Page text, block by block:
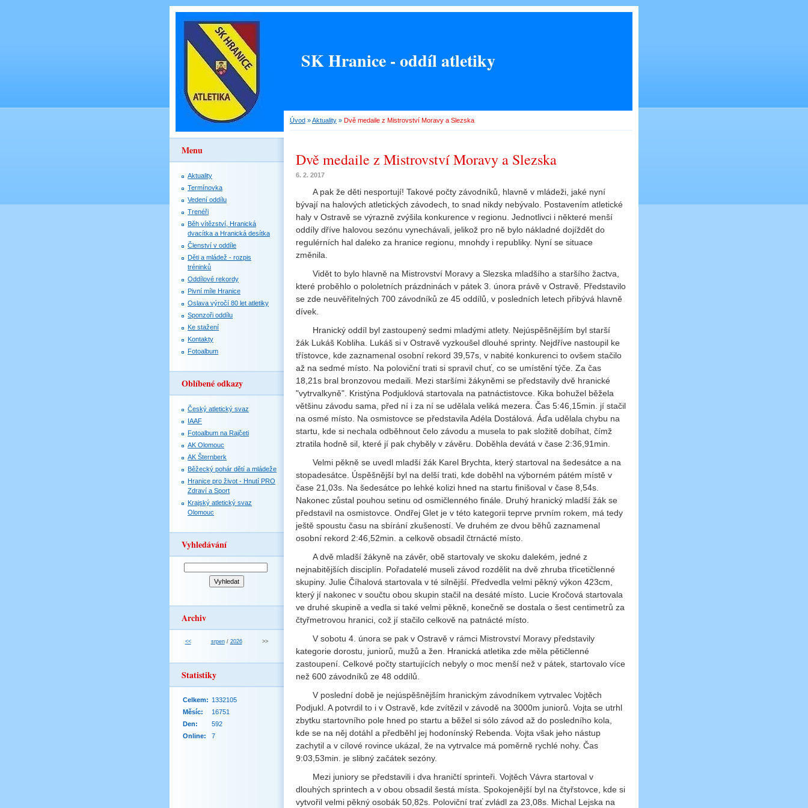
SK Hranice - oddíl atletiky
Úvod »Aktuality » Dvě medaile z Mistrovství Moravy a Slezska
Dvě medaile z Mistrovství Moravy a Slezska
6. 2. 2017
A pak že děti nesportují! Takové počty závodníků, hlavně v mládeži, jaké nyní
bývají na halových atletických závodech, to snad nikdy nebývalo. Postavením atletické
haly v Ostravě se výrazně zvýšila konkurence v regionu. Jednotlivci i některé menší
oddíly dříve halovou sezónu vynechávali, jelikož pro ně bylo nákladné dojíždět do
regulérních hal daleko za hranice regionu, mnohdy i republiky. Nyní se situace
změnila.
Vidět to bylo hlavně na Mistrovství Moravy a Slezska mladšího a staršího žactva,
které proběhlo o pololetních prázdninách v pátek 3. února právě v Ostravě. Představilo
se zde neuvěřitelných 700 závodníků ze 45 oddílů, v posledních letech přibývá hlavně
dívek.
Hranický oddíl byl zastoupený sedmi mladými atlety. Nejúspěšnějším byl starší
žák Lukáš Kobliha. Lukáš si v Ostravě vyzkoušel dlouhé sprinty. Nejdříve nastoupil ke
třístovce, kde zaznamenal osobní rekord 39,57s, v nabité konkurenci to ovšem stačilo
až na sedmé místo. Na poloviční trati si spravil chuť, co se umístění týče. Za čas
18,21s bral bronzovou medaili. Mezi staršími žákyněmi se představily dvě hranické
"vytrvalkyně". Kristýna Podjuklová startovala na patnáctistovce. Kika bohužel běžela
většinu závodu sama, před ní i za ní se udělala veliká mezera. Čas 5:46,15min. jí stačil
na osmé místo. Na osmistovce se představila Adéla Dostálová. Áďa udělala chybu na
startu, kde si nechala odběhnout čelo závodu a musela to pak složitě dobíhat, čímž
ztratila hodně sil, které jí pak chyběly v závěru. Doběhla devátá v čase 2:36,91min.
Velmi pěkně se uvedl mladší žák Karel Brychta, který startoval na šedesátce a na
stopadesátce. Úspěšnější byl na delší trati, kde doběhl na výborném pátém místě v
čase 21,03s. Na šedesátce po lehké kolizi hned na startu finišoval v čase 8,54s.
Nakonec zůstal pouhou setinu od osmičlenného finále. Druhý hranický mladší žák se
představil na osmistovce. Ondřej Glet je v této kategorii teprve prvním rokem, má tedy
ještě spoustu času na sbírání zkušeností. Ve druhém ze dvou běhů zaznamenal
osobní rekord 2:46,52min. a celkově obsadil čtrnácté místo.
A dvě mladší žákyně na závěr, obě startovaly ve skoku dalekém, jedné z
nejnabitějších disciplín. Pořadatelé museli závod rozdělit na dvě zhruba třicetičlenné
skupiny. Julie Číhalová startovala v té silnější. Předvedla velmi pěkný výkon 423cm,
který jí nakonec v součtu obou skupin stačil na desáté místo. Lucie Kročová startovala
ve druhé skupině a vedla si také velmi pěkně, konečně se dostala o šest centimetrů za
čtyřmetrovou hranici, což jí stačilo celkově na patnácté místo.
V sobotu 4. února se pak v Ostravě v rámci Mistrovství Moravy představily
kategorie dorostu, juniorů, mužů a žen. Hranická atletika zde měla pětičlenné
zastoupení. Celkové počty startujících nebyly o moc menší než v pátek, startovalo více
než 600 závodníků ze 48 oddílů.
V poslední době je nejúspěšnějším hranickým závodníkem vytrvalec Vojtěch
Podjukl. A potvrdil to i v Ostravě, kde zvítězil v závodě na 3000m juniorů. Vojta se utrhl
zbytku startovního pole hned po startu a běžel si sólo závod až do posledního kola,
kde se na něj dotáhl a předběhl jej hodonínský Rebenda. Vojta však jeho nástup
zachytil a v cílové rovince ukázal, že na vytrvalce má poměrně rychlé nohy. Čas
9:03,53min. je slibný začátek sezóny.
Mezi juniory se představili i dva hraničtí sprinteři. Vojtěch Vávra startoval v
dlouhých sprintech a v obou obsadil šestá místa. Spokojenější byl na čtyřstovce, kde si
vytvořil velmi pěkný osobák 50,82s. Poloviční trať zvládl za 23,08s. Michal Lejska na
Menu
Aktuality
Termínovka
Vedení oddílu
Trenéři
Běh vítězství, Hranická
dvacítka a Hranická desítka
Členství v oddíle
Děti a mládež - rozpis
tréninků
Oddílové rekordy
Pivní míle Hranice
Oslava výročí 80 let atletiky
Sponzoři oddílu
Ke stažení
Kontakty
Fotoalbum
Oblíbené odkazy
Český atletický svaz
IAAF
Fotoalbum na Rajčeti
AK Olomouc
AK Šternberk
Běžecký pohár dětí a mládeže
Hranice pro život - Hnutí PRO
Zdraví a Sport
Krajský atletický svaz
Olomouc
Vyhledávání
Archiv
<< srpen/ 2026 >>
Statistiky
Online: 7
Celkem: 1332105
Měsíc:
16751
Den:
592